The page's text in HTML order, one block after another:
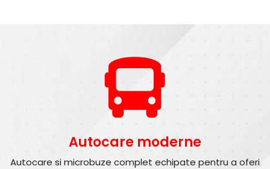
Autocare moderne
Autocare si microbuze complet echipate pentru a oferi